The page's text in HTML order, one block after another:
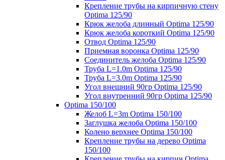
Крепление трубы на кирпичную стену
Optima 125/90
Крюк желоба длинный Optima 125/90
Крюк желоба короткий Optima 125/90
Отвод Optima 125/90
Приемная воронка Optima 125/90
Соединитель желоба Optima 125/90
Труба L=1.0m Optima 125/90
Труба L=3.0m Optima 125/90
Угол внешний 90гр Optima 125/90
Угол внутренний 90гр Optima 125/90
Optima 150/100
Желоб L=3m Optima 150/100
Заглушка желоба Optima 150/100
Колено верхнее Optima 150/100
Крепление трубы на дерево Optima
150/100